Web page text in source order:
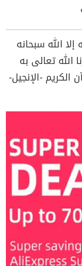
الله سبحانه
الله تعالى به
-الإنجيل-